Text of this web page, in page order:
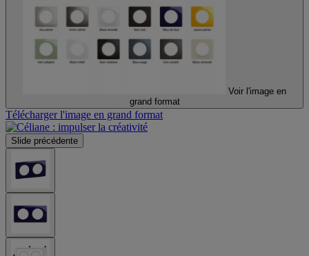
Voir l'image en
grand format
Télécharger l'image en grand format
Slide précédente